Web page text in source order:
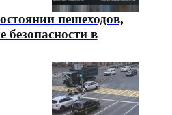
пешеходов,
безопасности в